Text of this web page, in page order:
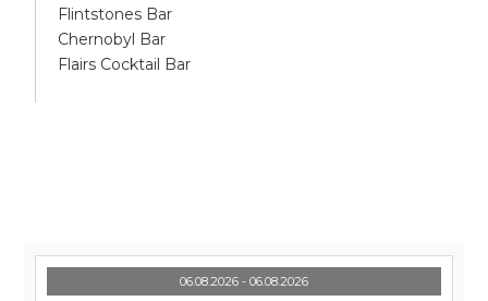
Flintstones Bar
Chernobyl Bar
Flairs Cocktail Bar
06.08.2026 - 06.08.2026